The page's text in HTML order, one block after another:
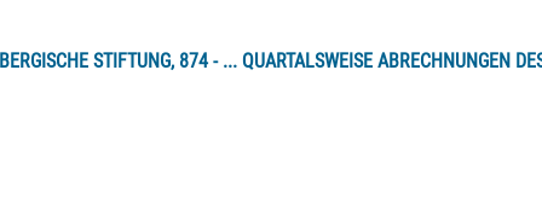
STIFTUNG, 874 - ... QUARTALSWEISE ABRECHNUNGEN